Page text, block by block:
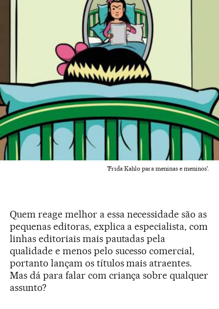
'Frida Kahlo para meninas e meninos'.
Quem reage melhor a essa necessidade são as
pequenas editoras, explica a especialista, com
linhas editoriais mais pautadas pela
qualidade e menos pelo sucesso comercial,
portanto lançam os títulos mais atraentes.
Mas dá para falar com criança sobre qualquer
assunto?